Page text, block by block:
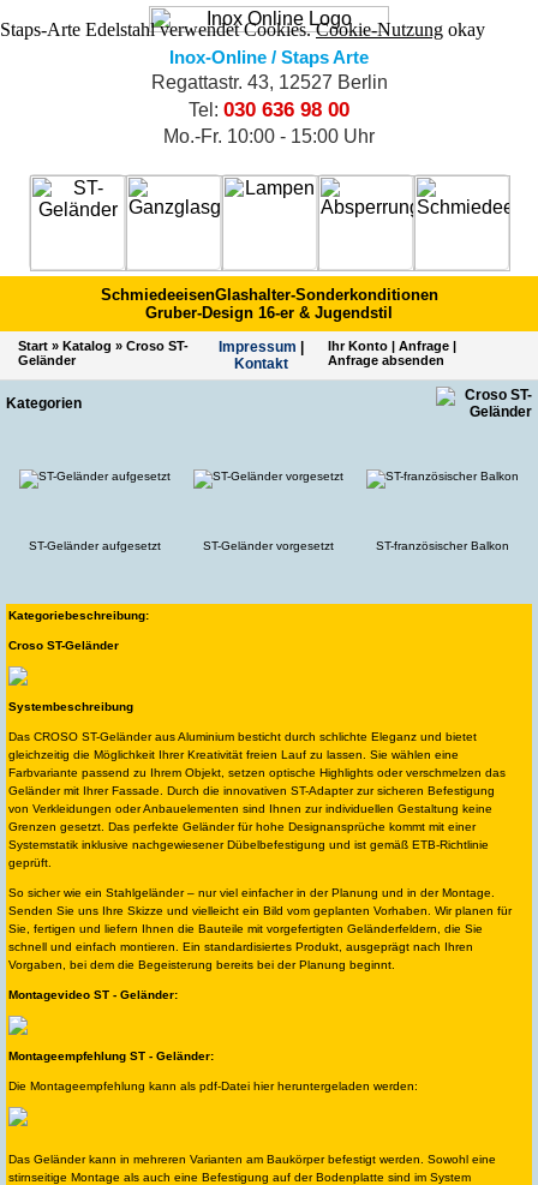
Staps-Arte Edelstahl verwendet Cookies.Cookie-Nutzung okay
Inox-Online / Staps Arte
Regattastr. 43, 12527 Berlin
Tel: 030 636 98 00
Mo.-Fr. 10:00 - 15:00 Uhr
SchmiedeeisenGlashalter-Sonderkonditionen
Gruber-Design 16-er & Jugendstil
Start » Katalog » Croso ST-
Geländer
Impres­sum
Kontakt
Ihr Konto |Anfrage |
Anfrage absenden
Kategorien
ST-Geländer aufgesetzt ST-Geländer vorgesetzt ST-französischer Balkon
Kategoriebeschreibung:
Croso ST-Geländer
Systembeschreibung
Das CROSO ST-Geländer aus Aluminium besticht durch schlichte Eleganz und bietet
gleichzeitig die Möglichkeit Ihrer Kreativität freien Lauf zu lassen. Sie wählen eine
Farbvariante passend zu Ihrem Objekt, setzen optische Highlights oder verschmelzen das
Geländer mit Ihrer Fassade. Durch die innovativen ST-Adapter zur sicheren Befestigung
von Verkleidungen oder Anbauelementen sind Ihnen zur individuellen Gestaltung keine
Grenzen gesetzt. Das perfekte Geländer für hohe Designansprüche kommt mit einer
Systemstatik inklusive nachgewiesener Dübelbefestigung und ist gemäß ETB-Richtlinie
geprüft.
So sicher wie ein Stahlgeländer – nur viel einfacher in der Planung und in der Montage.
Senden Sie uns Ihre Skizze und vielleicht ein Bild vom geplanten Vorhaben. Wir planen für
Sie, fertigen und liefern Ihnen die Bauteile mit vorgefertigten Geländerfeldern, die Sie
schnell und einfach montieren. Ein standardisiertes Produkt, ausgeprägt nach Ihren
Vorgaben, bei dem die Begeisterung bereits bei der Planung beginnt.
Montagevideo ST - Geländer:
Montageempfehlung ST - Geländer:
Die Montageempfehlung kann als pdf-Datei hier heruntergeladen werden:
Das Geländer kann in mehreren Varianten am Baukörper befestigt werden. Sowohl eine
stirnseitige Montage als auch eine Befestigung auf der Bodenplatte sind im System